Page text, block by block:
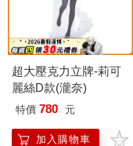
超大壓克力立牌-莉可
麗絲D款(瀧奈)
特價 780 元
加入購物車